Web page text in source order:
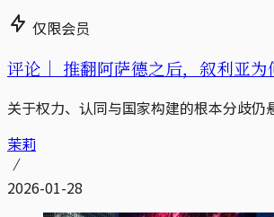
仅限会员
评论｜ 推翻阿萨德之后，叙利亚为
关于权力、认同与国家构建的根本分歧仍
茉莉
2026-01-28